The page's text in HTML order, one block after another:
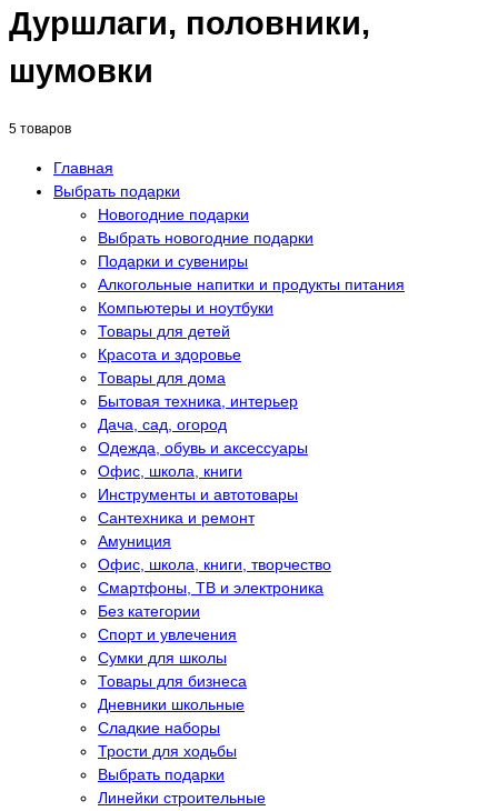
Дуршлаги, половники,
шумовки
5 товаров
Главная
Выбрать подарки
Новогодние подарки
Выбрать новогодние подарки
Подарки и сувениры
Алкогольные напитки и продукты питания
Компьютеры и ноутбуки
Товары для детей
Красота и здоровье
Товары для дома
Бытовая техника, интерьер
Дача, сад, огород
Одежда, обувь и аксессуары
Офис, школа, книги
Инструменты и автотовары
Сантехника и ремонт
Амуниция
Офис, школа, книги, творчество
Смартфоны, ТВ и электроника
Без категории
Спорт и увлечения
Сумки для школы
Товары для бизнеса
Дневники школьные
Сладкие наборы
Трости для ходьбы
Выбрать подарки
Линейки строительные